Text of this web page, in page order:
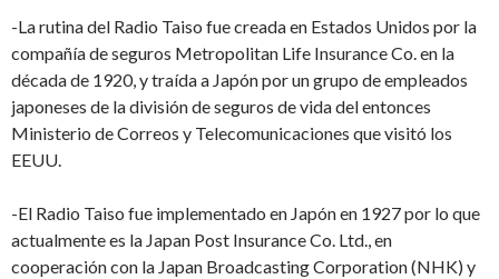
-La rutina del Radio Taiso fue creada en Estados Unidos por la
compañía de seguros Metropolitan Life Insurance Co. en la
década de 1920, y traída a Japón por un grupo de empleados
japoneses de la división de seguros de vida del entonces
Ministerio de Correos y Telecomunicaciones que visitó los
EEUU.
-El Radio Taiso fue implementado en Japón en 1927 por lo que
actualmente es la Japan Post Insurance Co. Ltd., en
cooperación con la Japan Broadcasting Corporation (NHK) y